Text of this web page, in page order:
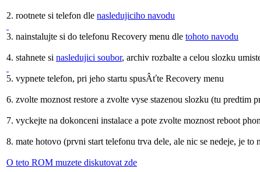
2. rootnete si telefon dle nasledujiciho navodu
3. nainstalujte si do telefonu Recovery menu dle tohoto navodu
4. stahnete si nasledujici soubor, archiv rozbalte a celou slozku
5. vypnete telefon, pri jeho startu spusÂťte Recovery menu
6. zvolte moznost restore a zvolte vyse stazenou slozku (tu predtim
7. vyckejte na dokonceni instalace a pote zvolte moznost reboot
8. mate hotovo (prvni start telefonu trva dele, ale nic se nedeje, je to
O teto ROM muzete diskutovat zde